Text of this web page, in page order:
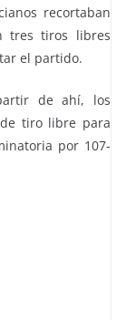
recortaban
tres tiros libres
el partido.
de ahí, los
tiro libre para
por 107-